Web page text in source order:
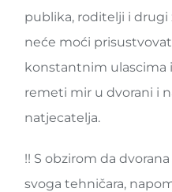
publika, roditelji i drugi
neće moći
konstantnim ulascima
remeti mir u dvorani i
natjecatelja.
!! S obzirom da
svoga tehničara,